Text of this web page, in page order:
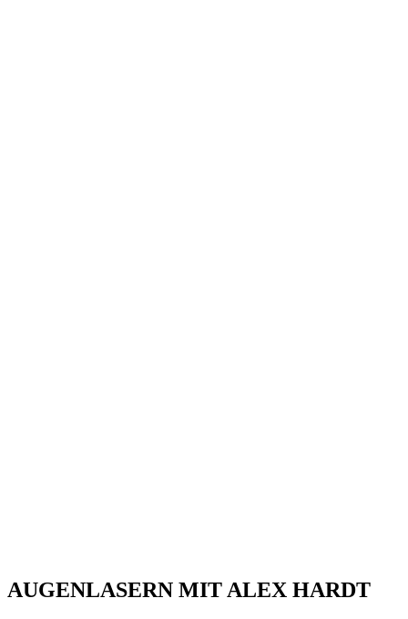
AUGENLASERN MIT ALEX HARDT